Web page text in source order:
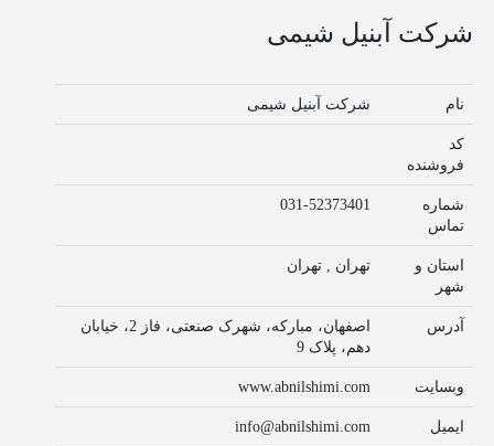
شرکت آبنیل شیمی
نام شرکت آبنیل شیمی
کد
فروشنده
شماره
تماس
031-52373401
استان و
شهر
تهران , تهران
آدرس
اصفهان، مبارکه، شهرک صنعتی، فاز 2، خیابان
دهم، پلاک 9
وبسایت www.abnilshimi.com
ایمیل info@abnilshimi.com